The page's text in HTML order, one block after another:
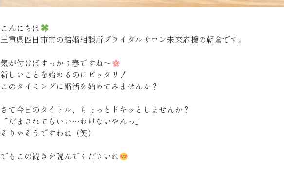
こんにちは
三重県四日市市の結婚相談所ブライダルサロン未来応援の朝倉です。
気が付けばすっかり春ですね～
新しいことを始めるのにピッタリ！
このタイミングに婚活を始めてみませんか？
さて今日のタイトル、ちょっとドキッとしませんか？
「だまされてもいい…わけないやんっ」
そりゃそうですわね（笑）
でもこの続きを読んでくださいね